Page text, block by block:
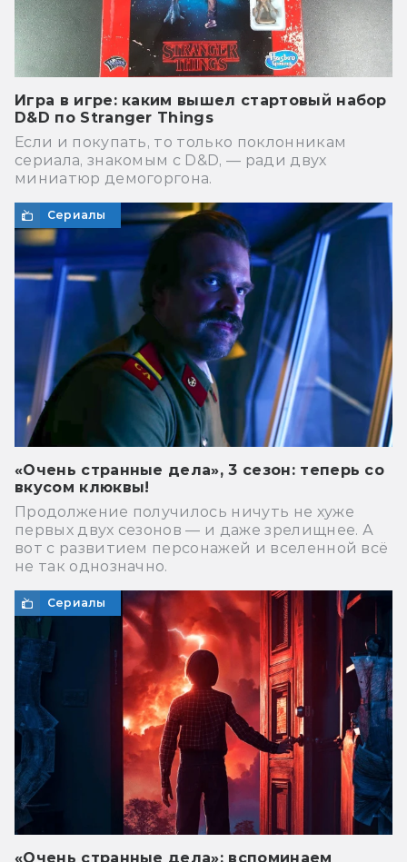
Игра в игре: каким вышел стартовый набор
D&D по Stranger Things
Если и покупать, то только поклонникам
сериала, знакомым с D&D, — ради двух
миниатюр демогоргона.
Сериалы
«Очень странные дела», 3 сезон: теперь со
вкусом клюквы!
Продолжение получилось ничуть не хуже
первых двух сезонов — и даже зрелищнее. А
вот с развитием персонажей и вселенной всё
не так однозначно.
Сериалы
«Очень странные дела»: вспоминаем